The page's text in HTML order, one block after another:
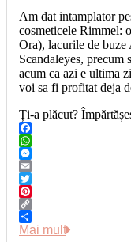
Am dat intamplator
cosmeticele Rimmel:
Ora), lacurile de
Scandaleyes,
acum ca azi e ultima
voi sa fi profitat deja
Ți-a plăcut?
Facebook
WhatsApp
Messenger
Email
Twitter
Pinterest
Copy
Link
Share
Mai mult